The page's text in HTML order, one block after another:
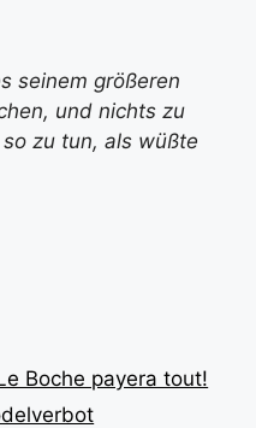
seinem größeren
und nichts zu
zu tun, als wüßte
Boche payera tout!